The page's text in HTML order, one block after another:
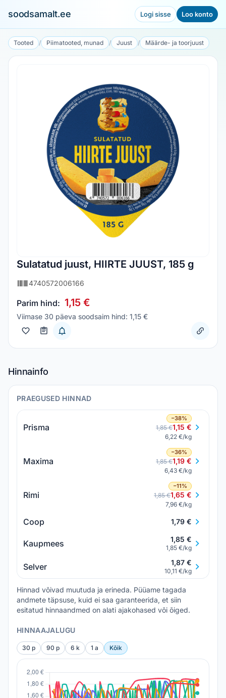
soodsamalt.ee Logi sisse Loo konto
Tooted / Piimatooted, munad / Juust / Määrde- ja toorjuust
Sulatatud juust, HIIRTE JUUST, 185 g
4740572006166
Parim hind: 1,15 €
Viimase 30 päeva soodsaim hind: 1,15 €
Hinnainfo
PRAEGUSED HINNAD
Prisma
−38%
1,85 €1,15 €
6,22 €/kg
Maxima
−36%
1,85 €1,19 €
6,43 €/kg
Rimi
−11%
1,85 €1,65 €
7,96 €/kg
Coop 1,79 €
Kaupmees 1,85 €
1,85 €/kg
Selver 1,87 €
10,11 €/kg
Hinnad võivad muutuda ja erineda. Püüame tagada
andmete täpsuse, kuid ei saa garanteerida, et siin
esitatud hinnaandmed on alati ajakohased või õiged.
HINNAAJALUGU
30 p 90 p 6 k 1 a Kõik